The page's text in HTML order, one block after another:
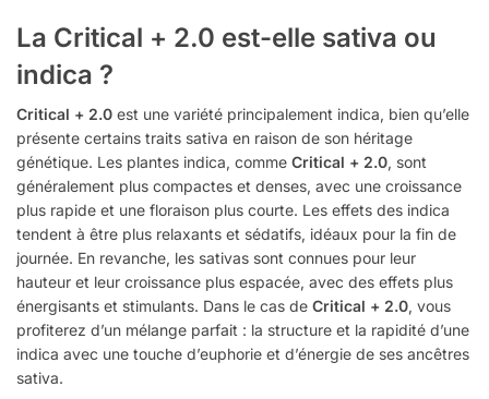
La Critical + 2.0 est-elle sativa ou
indica ?
Critical + 2.0 est une variété principalement indica, bien qu’elle
présente certains traits sativa en raison de son héritage
génétique. Les plantes indica, comme Critical + 2.0, sont
généralement plus compactes et denses, avec une croissance
plus rapide et une floraison plus courte. Les effets des indica
tendent à être plus relaxants et sédatifs, idéaux pour la fin de
journée. En revanche, les sativas sont connues pour leur
hauteur et leur croissance plus espacée, avec des effets plus
énergisants et stimulants. Dans le cas de Critical + 2.0, vous
profiterez d’un mélange parfait : la structure et la rapidité d’une
indica avec une touche d’euphorie et d’énergie de ses ancêtres
sativa.